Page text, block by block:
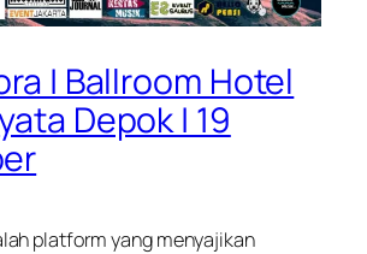
| Ballroom Hotel
Depok | 19
platform yang menyajikan